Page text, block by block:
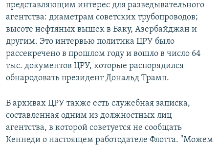
представляющим интерес для разведывательного
агентства: диаметрам советских трубопроводов;
высоте нефтяных вышек в Баку, Азербайджан и
другим. Это интервью политика ЦРУ было
рассекречено в прошлом году и вошло в число 64
тыс. документов ЦРУ, которые распорядился
обнародовать президент Дональд Трамп.
В архивах ЦРУ также есть служебная записка,
составленная одним из должностных лиц
агентства, в которой советуется не сообщать
Кеннеди о настоящем работодателе Флотта. "Можем